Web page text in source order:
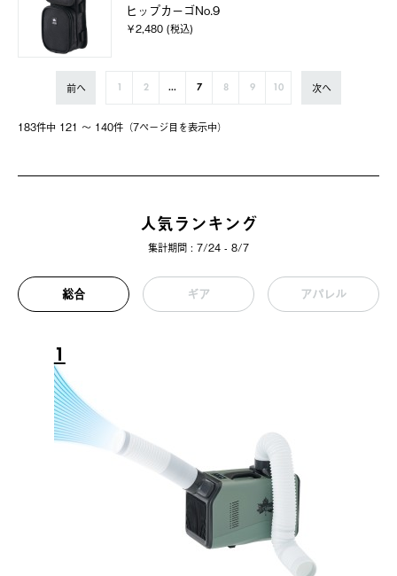
ヒップカーゴNo.9
￥2,480 (税込)
183件中 121 〜 140件（7ページ⽬を表⽰中）
前へ 2 ... 7 8 9 10 次へ
人気ランキング
集計期間 : 7/24 - 8/7
総合 ギア アパレル
1